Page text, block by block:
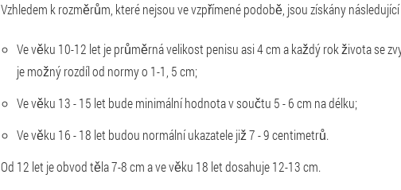
Vzhledem k rozměrům, které nejsou ve vzpřímené podobě, jsou získány následující
Ve věku 10-12 let je průměrná velikost penisu asi 4 cm a každý rok života se
je možný rozdíl od normy o 1-1, 5 cm;
Ve věku 13 - 15 let bude minimální hodnota v součtu 5 - 6 cm na délku;
Ve věku 16 - 18 let budou normální ukazatele již 7 - 9 centimetrů.
Od 12 let je obvod těla 7-8 cm a ve věku 18 let dosahuje 12-13 cm.